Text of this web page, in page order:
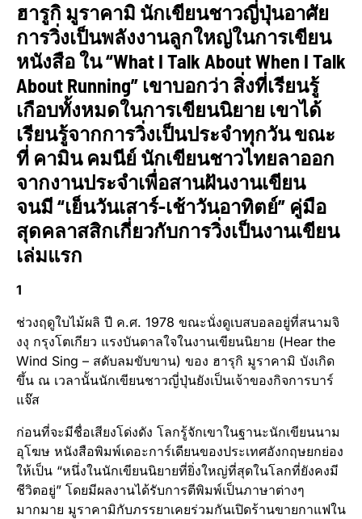
ฮารูกิ มูราคามิ นักเขียนชาวญี่ปุ่นอาศัย
การวิ่งเป็นพลังงานลูกใหญ่ในการเขียน
หนังสือ ใน “What I Talk AboutWhen I Talk
About Running” เขาบอกว่า สิ่งที่เรียนรู้
เกือบทั้งหมดในการเขียนนิยาย เขาได้
เรียนรู้จากการวิ่งเป็นประจำทุกวัน ขณะ
ที่ คามิน คมนีย์ นักเขียนชาวไทยลาออก
จากงานประจำเพื่อสานฝันงานเขียน
จนมี “เย็นวันเสาร์-เช้าวันอาทิตย์” คู่มือ
สุดคลาสสิกเกี่ยวกับการวิ่งเป็นงานเขียน
เล่มแรก
1
ช่วงฤดูใบไม้ผลิ ปี ค.ศ. 1978 ขณะนั่งดูเบสบอลอยู่ที่สนามจิ
งงุ กรุงโตเกียว แรงบันดาลใจในงานเขียนนิยาย (Hear the
Wind Sing – สดับลมขับขาน) ของ ฮารุกิ มูราคามิ บังเกิด
ขึ้น ณ เวลานั้นนักเขียนชาวญี่ปุ่นยังเป็นเจ้าของกิจการบาร์
แจ๊ส
ก่อนที่จะมีชื่อเสียงโด่งดัง โลกรู้จักเขาในฐานะนักเขียนนาม
อุโฆษ หนังสือพิมพ์เดอะการ์เดียนของประเทศอังกฤษยกย่อง
ให้เป็น “หนึ่งในนักเขียนนิยายที่ยิ่งใหญ่ที่สุดในโลกที่ยังคงมี
ชีวิตอยู่” โดยมีผลงานได้รับการตีพิมพ์เป็นภาษาต่างๆ
มากมาย มูราคามิกับภรรยาเคยร่วมกันเปิดร้านขายกาแฟใน